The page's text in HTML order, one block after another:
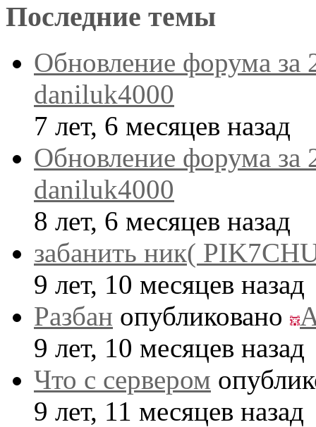
Последние темы
Обновление форума за
daniluk4000
7 лет, 6 месяцев назад
Обновление форума за
daniluk4000
8 лет, 6 месяцев назад
забанить ник(
9 лет, 10 месяцев назад
Разбан опубликовано
9 лет, 10 месяцев назад
Что с сервером
9 лет, 11 месяцев назад